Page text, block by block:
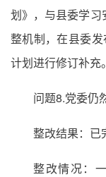
划》，与县委学
整机制，在县委
计划进行修订补充。
问题8.党委仍
整改结果：已
整改情况：